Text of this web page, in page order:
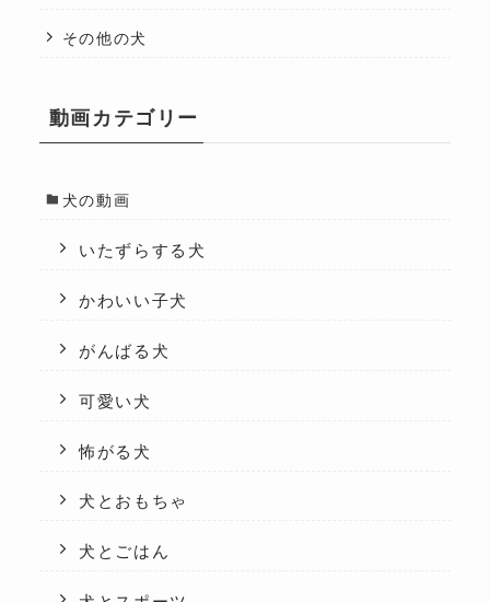
その他の犬
動画カテゴリー
犬の動画
いたずらする犬
かわいい子犬
がんばる犬
可愛い犬
怖がる犬
犬とおもちゃ
犬とごはん